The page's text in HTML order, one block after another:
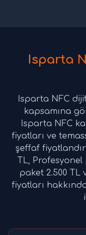
Isparta
Isparta NFC
kapsamına
Isparta NFC
fiyatları ve
şeffaf
TL, Profesyonel
paket 2.500 TL
fiyatları